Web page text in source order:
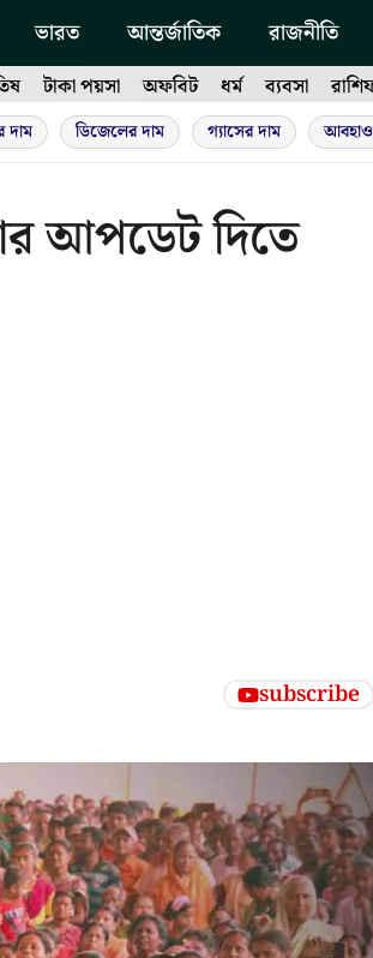
ভারত আন্তর্জাতিক রাজনীতি
টাকা পয়সা অফবিট ধর্ম ব্যবসা
দাম ডিজেলের দাম গ্যাসের দাম
আপডেট দিতে
subscribe